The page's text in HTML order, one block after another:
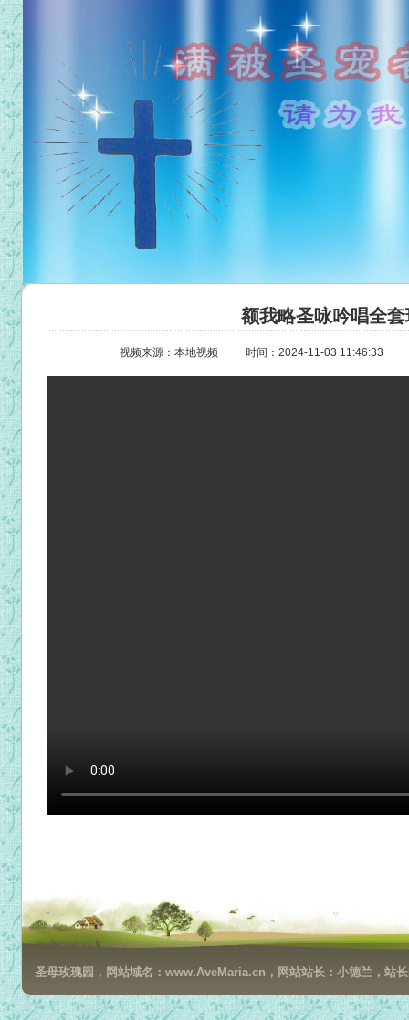
额我略圣咏吟唱全
视频来源：本地视频 时间：2024-11-03 11:46:33
圣母玫瑰园，网站域名：www.AveMaria.cn，网站站长：小德兰，